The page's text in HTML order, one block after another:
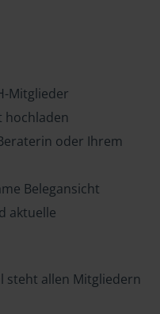
Mitglieder
hochladen
oder Ihrem
Belegansicht
aktuelle
steht allen Mitgliedern